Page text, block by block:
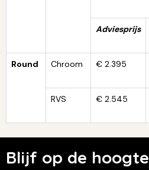
Adviesprijs
Round Chroom € 2.395
RVS € 2.545
Blijf op de hoogte